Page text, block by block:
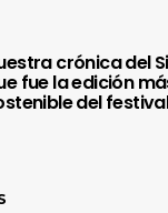
crónica del
fue la edición
del